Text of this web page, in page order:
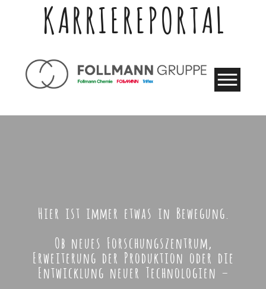
KARRIEREPORTAL
Hier ist immer etwas in Bewegung.
Ob neues Forschungszentrum,
Erweiterung der Produktion oder die
Entwicklung neuer Technologien –